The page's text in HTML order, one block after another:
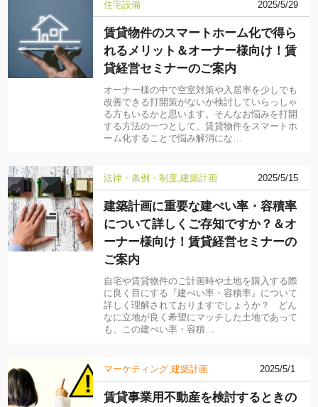
住宅設備 2025/5/29
賃貸物件のスマートホーム化で得ら
れるメリット＆オーナー様向け！賃
貸経営セミナーのご案内
オーナー様の中で空室対策や入居率を少しでも
改善できる打開策がないか検討していらっしゃ
る方もいるかと思います。そんなお悩みを打開
する方法の一つとして、賃貸物件をスマートホ
ーム化することで悩み解消にな…
法律・条例・制度 建築計画 2025/5/15
建築計画に重要な建ぺい率・容積率
について詳しくご存知ですか？＆オ
ーナー様向け！賃貸経営セミナーの
ご案内
自宅や賃貸物件のご計画時や土地を購入する際
に良く目にする『建ぺい率・容積率』について
詳しく理解されておりますでしょうか？ どん
なに立地が良く希望にマッチした土地であって
も、この建ぺい率・容積…
マーケティング 建築計画 2025/5/1
賃貸事業用不動産を検討するときの